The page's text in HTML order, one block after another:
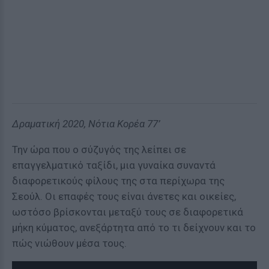
Δραματική 2020, Νότια Κορέα 77’
Την ώρα που ο σύζυγός της λείπει σε
επαγγελματικό ταξίδι, μια γυναίκα συναντά
διαφορετικούς φίλους της στα περίχωρα της
Σεούλ. Οι επαφές τους είναι άνετες και οικείες,
ωστόσο βρίσκονται μεταξύ τους σε διαφορετικά
μήκη κύματος, ανεξάρτητα από το τι δείχνουν και το
πώς νιώθουν μέσα τους.